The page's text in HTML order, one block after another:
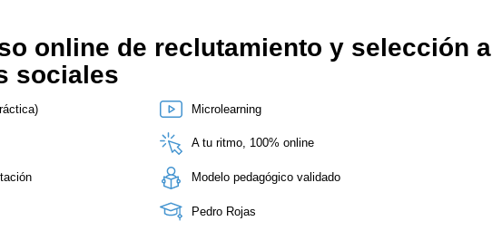
online de reclutamiento y selección a
sociales
Microlearning
A tu ritmo, 100% online
Modelo pedagógico validado
Pedro Rojas